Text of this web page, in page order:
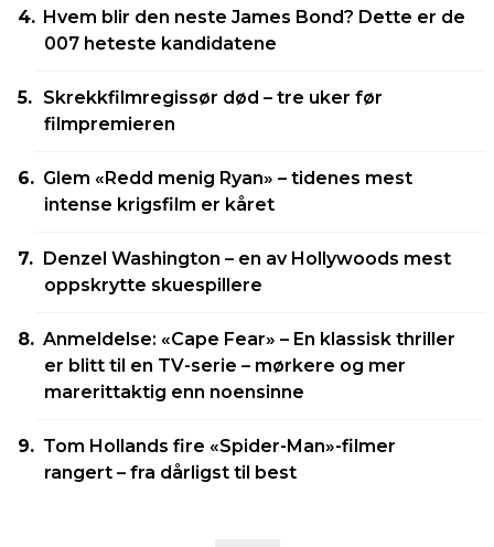
Hvem blir den neste James Bond? Dette er de
007 heteste kandidatene
Skrekkfilmregissør død – tre uker før
filmpremieren
Glem «Redd menig Ryan» – tidenes mest
intense krigsfilm er kåret
Denzel Washington – en av Hollywoods mest
oppskrytte skuespillere
Anmeldelse: «Cape Fear» – En klassisk thriller
er blitt til en TV-serie – mørkere og mer
marerittaktig enn noensinne
Tom Hollands fire «Spider-Man»-filmer
rangert – fra dårligst til best